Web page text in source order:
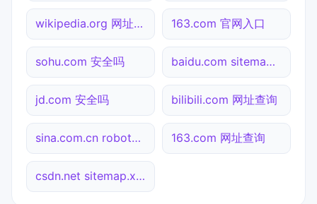
wikipedia.org 网址查询 163.com 官网入口
sohu.com 安全吗 baidu.com sitemap.xml检测
jd.com 安全吗 bilibili.com 网址查询
sina.com.cn robots.txt检测 163.com 网址查询
csdn.net sitemap.xml检测